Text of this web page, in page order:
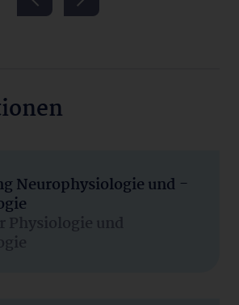
Neurophysiologie und -
und